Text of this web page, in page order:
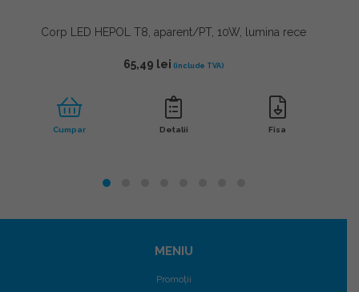
Corp LED HEPOL T8, aparent/PT, 10W, lumina rece
65,49 lei
Cumpar Detalii Fisa
MENIU
Promoții